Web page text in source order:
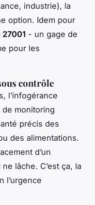
industrie), la
option. Idem pour
27001 - un gage de
pour les
contrôle
l’infogérance
monitoring
précis des
des alimentations.
d’un
lâche. C’est ça, la
l’urgence